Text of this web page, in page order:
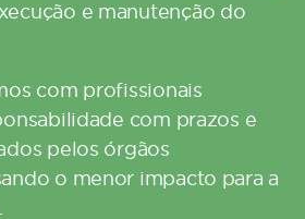
e manutenção do
com profissionais
com prazos e
pelos órgãos
o menor impacto para a